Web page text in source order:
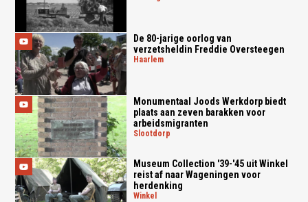
De 80-jarige oorlog van
verzetsheldin Freddie Oversteegen
haarlem
Monumentaal Joods Werkdorp biedt
plaats aan zeven barakken voor
arbeidsmigranten
slootdorp
Museum Collection '39-'45 uit Winkel
reist af naar Wageningen voor
herdenking
winkel